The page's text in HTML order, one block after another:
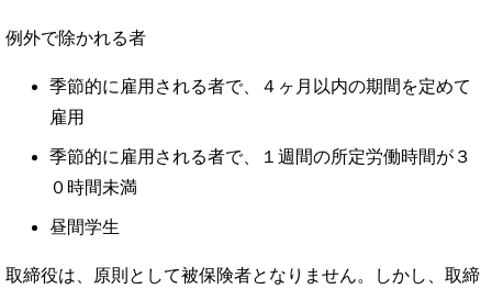
例外で除かれる者
季節的に雇用される者で、４ヶ月以内の期間を定めて
雇用
季節的に雇用される者で、１週間の所定労働時間が３
０時間未満
昼間学生
取締役は、原則として被保険者となりません。しかし、取締